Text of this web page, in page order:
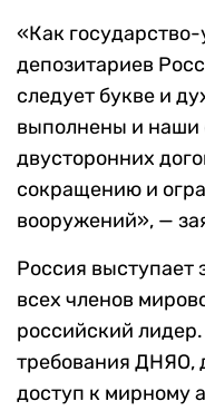
«Как
депозитариев
следует букве и
выполнены и наши
двусторонних
сокращению и
вооружений», —
Россия выступает
всех членов
российский
требования ДНЯО,
доступ к мирному